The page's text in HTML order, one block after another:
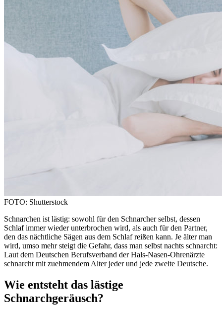
FOTO: Shutterstock
Schnarchen ist lästig: sowohl für den Schnarcher selbst, dessen
Schlaf immer wieder unterbrochen wird, als auch für den Partner,
den das nächtliche Sägen aus dem Schlaf reißen kann. Je älter man
wird, umso mehr steigt die Gefahr, dass man selbst nachts schnarcht:
Laut dem Deutschen Berufsverband der Hals-Nasen-Ohrenärzte
schnarcht mit zuehmendem Alter jeder und jede zweite Deutsche.
Wie entsteht das lästige
Schnarchgeräusch?